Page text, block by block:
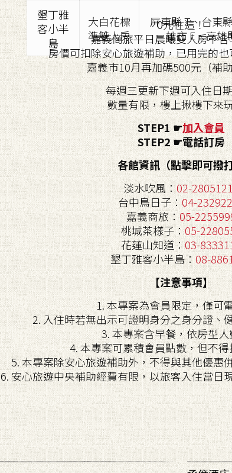
墾丁雅
客小半
島
大白花標
準雙人房
屏東縣 T、台東
雄市 E、高雄
0元在這！
嘉義商旅平日晨曦雙人房不
房價可扣除安心旅遊補助，已用完的
嘉義市10月再加碼500元（補
每週三更新下週可入住日
數量有限，樓上揪樓下來
STEP1 ☛加入會員
STEP2☛電話訂房
各館資訊（點擊即可撥
淡水吹風：02-
台中鳥日子：04-
嘉義商旅：05-
桃城茶樣子：05-
花蓮山知道：03-
墾丁雅客小半島：08-
【注意事項】
1. 本專案為會員限定，僅可
2. 入住時若無出示可證明身分之身分證、
3. 本專案含早餐，依房型
4. 本專案可累積會員點數，但不
5. 本專案除安心旅遊補助外，不得與其他優惠
6. 安心旅遊中央補助經費有限，以旅客入住當日